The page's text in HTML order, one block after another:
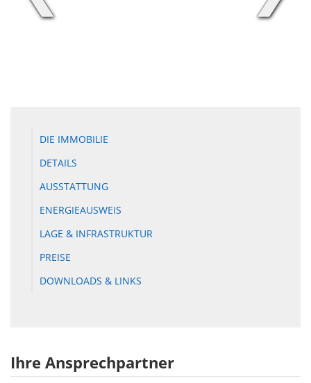
DIE IMMOBILIE
DETAILS
AUSSTATTUNG
ENERGIEAUSWEIS
LAGE & INFRASTRUKTUR
PREISE
DOWNLOADS & LINKS
Ihre Ansprechpartner